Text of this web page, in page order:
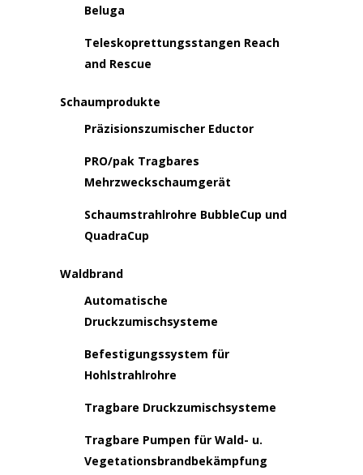
Beluga
Teleskoprettungsstangen Reach
and Rescue
Schaumprodukte
Präzisionszumischer Eductor
PRO/pak Tragbares
Mehrzweckschaumgerät
Schaumstrahlrohre BubbleCup und
QuadraCup
Waldbrand
Automatische
Druckzumischsysteme
Befestigungssystem für
Hohlstrahlrohre
Tragbare Druckzumischsysteme
Tragbare Pumpen für Wald- u.
Vegetationsbrandbekämpfung